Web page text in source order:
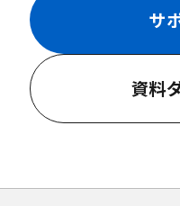
サ
資料